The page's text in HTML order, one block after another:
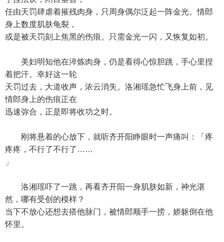
任由天罚肆虐着摧残肉身，只周身偶尔泛起一阵金光。情郎
身上数度肌肤龟裂，
或是被天罚刻上焦黑的伤痕。只需金光一闪，又恢复如初。
美妇明知他在淬炼肉身，仍是看得心惊胆跳，手心里捏
着把汗。幸好这一轮
天罚过去，大道收声，浓云消失。洛湘瑶急忙飞身上前，见
情郎身上的伤痕正在
迅速弥合，正是即将收功之时。
刚将悬着的心放下，就听齐开阳睁眼时一声痛叫：「疼
疼疼，不行了不行了……
」
洛湘瑶吓了一跳，再看齐开阳一身肌肤如新，神光湛
然，哪有受创的模样？
当下不放心还想去搭他脉门，被情郎顺手一捞，娇躯倒在他
怀里。